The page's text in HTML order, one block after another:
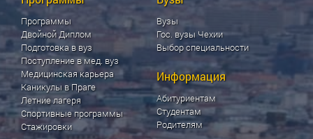
Программы
Двойной Диплом
Подготовка в вуз
Поступление в мед. вуз
Медицинская карьера
Каникулы в Праге
Летние лагеря
Спортивные программы
Стажировки
Вузы
Гос. вузы Чехии
Выбор специальности
Информация
Абитуриентам
Студентам
Родителям